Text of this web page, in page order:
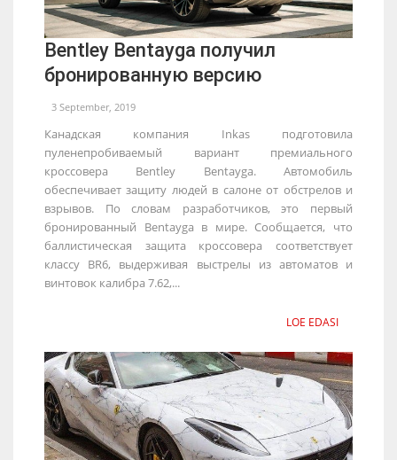
Bentley Bentayga получил
бронированную версию
3 September, 2019
Канадская компания Inkas подготовила
пуленепробиваемый вариант премиального
кроссовера Bentley Bentayga. Автомобиль
обеспечивает защиту людей в салоне от обстрелов и
взрывов. По словам разработчиков, это первый
бронированный Bentayga в мире. Сообщается, что
баллистическая защита кроссовера соответствует
классу BR6, выдерживая выстрелы из автоматов и
винтовок калибра 7.62,...
LOE EDASI